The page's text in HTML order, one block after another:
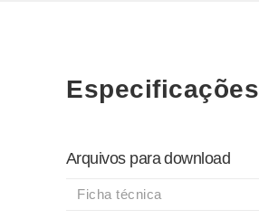
Especificações
Arquivos para download
Ficha técnica